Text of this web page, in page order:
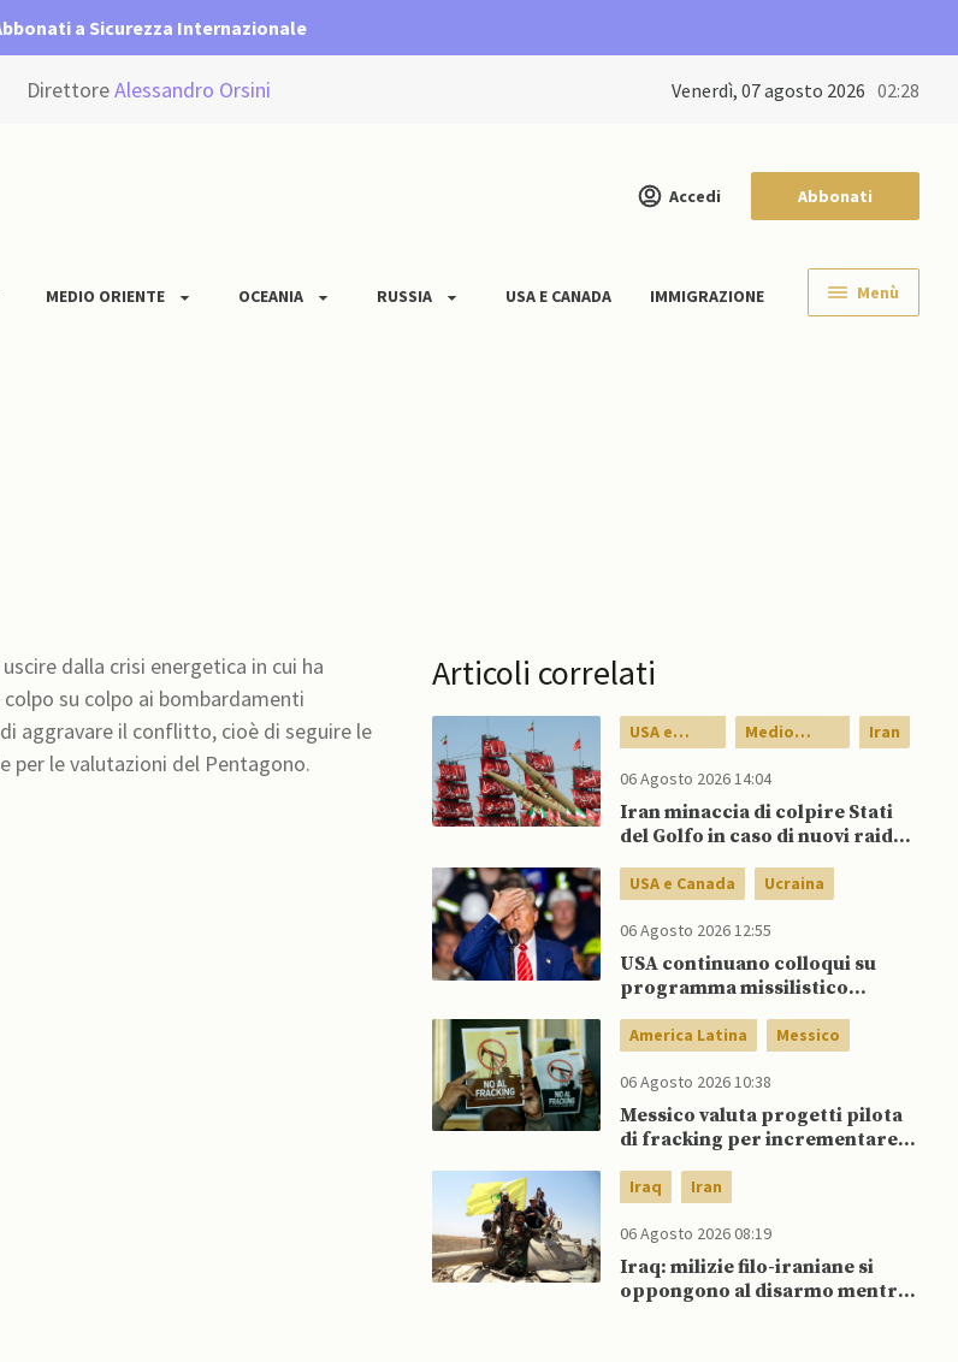
a Sicurezza Internazionale
DirettoreAlessandro Orsini venerdì, 07 agosto 2026 02:28
Accedi Abbonati
MEDIO ORIENTE OCEANIA RUSSIA USA E CANADA IMMIGRAZIONE Menù
dalla crisi energetica in cui ha
su colpo ai bombardamenti
aggravare il conflitto, cioè di seguire le
per le valutazioni del Pentagono.
Articoli correlati
USA e
Canada
Medio
Oriente
Iran
06 Agosto 2026 14:04
Iran minaccia di colpire Stati
del Golfo in caso di nuovi raid
USA e Canada Ucraina
06 Agosto 2026 12:55
USA continuano colloqui su
programma missilistico
dubbi di Trump, affermano
America Latina Messico
06 Agosto 2026 10:38
Messico valuta progetti pilota
di fracking per incrementare
fonti
Iraq Iran
06 Agosto 2026 08:19
Iraq: milizie filo-iraniane si
oppongono al disarmo mentre